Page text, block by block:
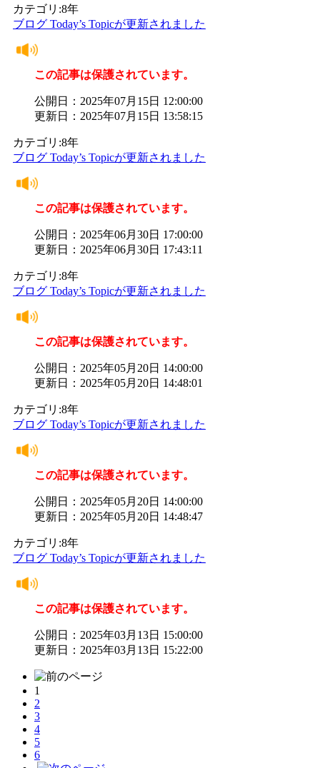
カテゴリ:8年
ブログ Today’s Topicが更新されました
この記事は保護されています。
公開日：2025年07月15日 12:00:00
更新日：2025年07月15日 13:58:15
カテゴリ:8年
ブログ Today’s Topicが更新されました
この記事は保護されています。
公開日：2025年06月30日 17:00:00
更新日：2025年06月30日 17:43:11
カテゴリ:8年
ブログ Today’s Topicが更新されました
この記事は保護されています。
公開日：2025年05月20日 14:00:00
更新日：2025年05月20日 14:48:01
カテゴリ:8年
ブログ Today’s Topicが更新されました
この記事は保護されています。
公開日：2025年05月20日 14:00:00
更新日：2025年05月20日 14:48:47
カテゴリ:8年
ブログ Today’s Topicが更新されました
この記事は保護されています。
公開日：2025年03月13日 15:00:00
更新日：2025年03月13日 15:22:00
1
2
3
4
5
6